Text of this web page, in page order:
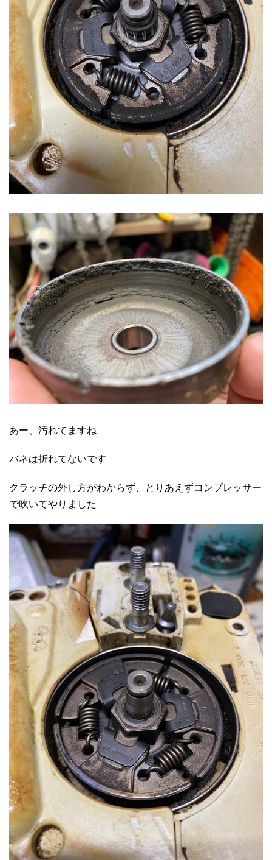
あー、汚れてますね
バネは折れてないです
クラッチの外し方がわからず、とりあえずコンプレッサー
で吹いてやりました